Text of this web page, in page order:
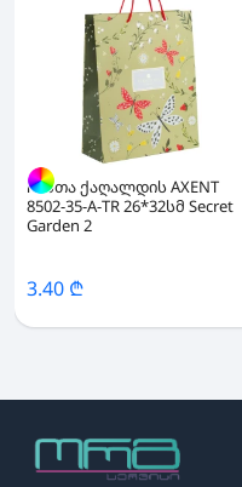
ჩანთა ქაღალდის AXENT
8502-35-A-TR 26*32სმ Secret
Garden 2
3.40 ₾